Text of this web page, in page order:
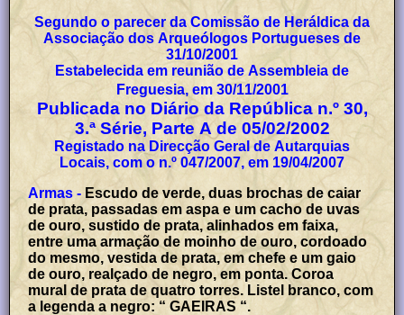
Segundo o parecer da Comissão de Heráldica da
Associação dos Arqueólogos Portugueses de
31/10/2001
Estabelecida em reunião de Assembleia de
Freguesia, em 30/11/2001
Publicada no Diário da República n.º 30,
3.ª Série, Parte A de 05/02/2002
Registado na Direcção Geral de Autarquias
Locais, com o n.º 047/2007, em 19/04/2007
Armas - Escudo de verde, duas brochas de caiar
de prata, passadas em aspa e um cacho de uvas
de ouro, sustido de prata, alinhados em faixa,
entre uma armação de moinho de ouro, cordoado
do mesmo, vestida de prata, em chefe e um gaio
de ouro, realçado de negro, em ponta. Coroa
mural de prata de quatro torres. Listel branco, com
a legenda a negro: “ GAEIRAS “.